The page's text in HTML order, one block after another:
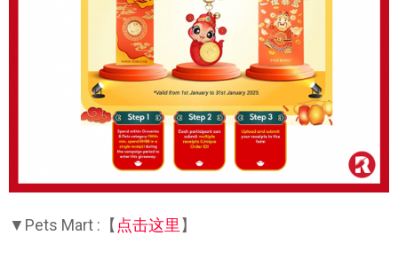
▼Pets Mart :【 点击这里 】